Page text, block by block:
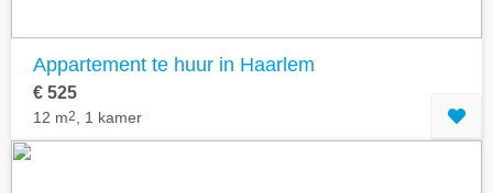
Appartement te huur in Haarlem
€ 525
12 m2 , 1 kamer